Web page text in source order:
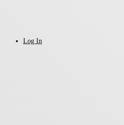
Log In